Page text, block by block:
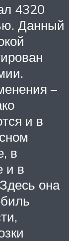
4320
Данный
–
и в
в
и в
она